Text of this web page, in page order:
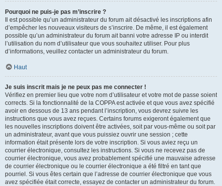
Pourquoi ne puis-je pas m’inscrire ?
Il est possible qu’un administrateur du forum ait désactivé les inscriptions afin
d’empêcher les nouveaux visiteurs de s’inscrire. De même, il est également
possible qu’un administrateur du forum ait banni votre adresse IP ou interdit
l’utilisation du nom d’utilisateur que vous souhaitez utiliser. Pour plus
d’informations, veuillez contacter un administrateur du forum.
Haut
Je suis inscrit mais je ne peux pas me connecter !
Vérifiez en premier lieu que votre nom d’utilisateur et votre mot de passe soient
corrects. Si la fonctionnalité de la COPPA est activée et que vous avez spécifié
avoir en dessous de 13 ans pendant l’inscription, vous devrez suivre les
instructions que vous avez reçues. Certains forums exigeront également que
les nouvelles inscriptions doivent être activées, soit par vous-même ou soit par
un administrateur, avant que vous puissiez ouvrir une session ; cette
information était présente lors de votre inscription. Si vous aviez reçu un
courrier électronique, consultez les instructions. Si vous ne recevez pas de
courrier électronique, vous avez probablement spécifié une mauvaise adresse
de courrier électronique ou le courrier électronique a été filtré en tant que
pourriel. Si vous êtes certain que l’adresse de courrier électronique que vous
avez spécifiée était correcte, essayez de contacter un administrateur du forum.